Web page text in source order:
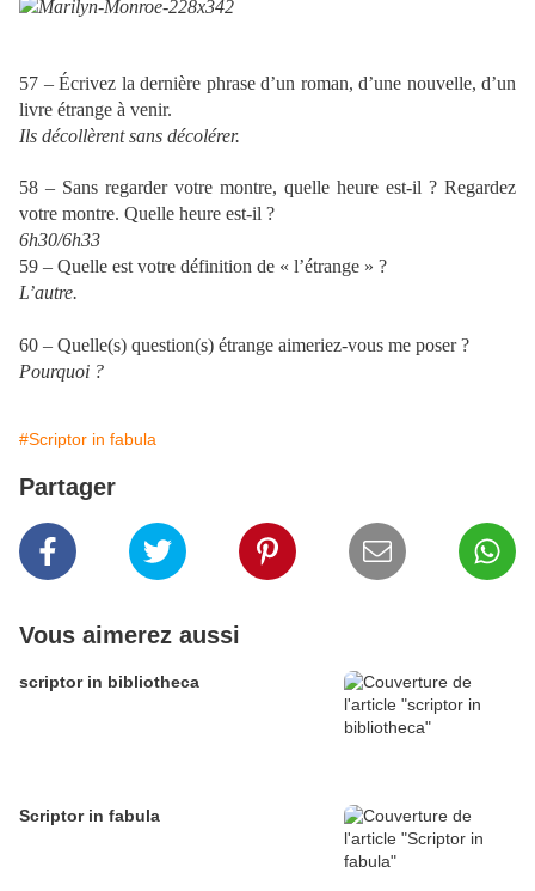
57 – Écrivez la dernière phrase d’un roman, d’une nouvelle, d’un
livre étrange à venir.
Ils décollèrent sans décolérer.
58 – Sans regarder votre montre, quelle heure est-il ? Regardez
votre montre. Quelle heure est-il ?
6h30/6h33
59 – Quelle est votre définition de « l’étrange » ?
L’autre.
60 – Quelle(s) question(s) étrange aimeriez-vous me poser ?
Pourquoi ?
#Scriptor in fabula
Partager
Vous aimerez aussi
scriptor in bibliotheca
Scriptor in fabula